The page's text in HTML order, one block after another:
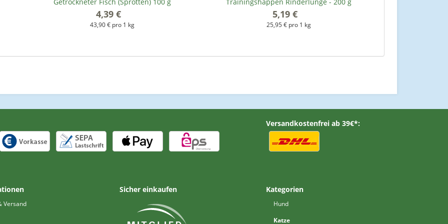
4,39 €
43,90 € pro 1 kg
5,19 €
25,95 € pro 1 kg
Versandkostenfrei ab 39€*:
Versand
Sicher einkaufen Kategorien
Hund
Katze